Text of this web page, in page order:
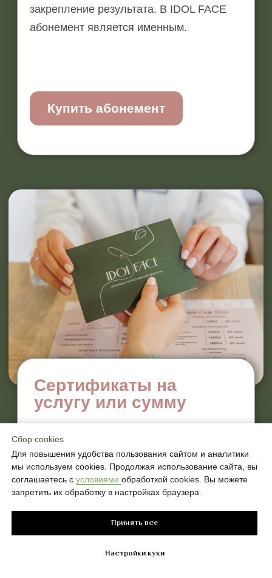
салон
Сбор cookies
Для повышения удобства пользования сайтом и аналитики
мы используем cookies. Продолжая использование сайта, вы
соглашаетесь с условиями обработкой cookies. Вы можете
запретить их обработку в настройках браузера.
Принять все
Настройки куки
Сбор cookies
Для повышения удобства пользования сайтом и аналитики
мы используем cookies. Продолжая использование сайта, вы
соглашаетесь с условиями обработкой cookies. Вы можете
запретить их обработку в настройках браузера.
Принять все
Настройки куки